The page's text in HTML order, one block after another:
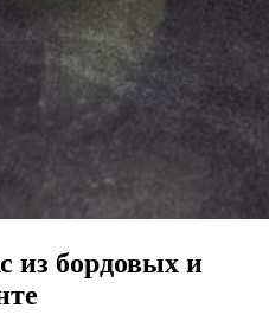
из бордовых и